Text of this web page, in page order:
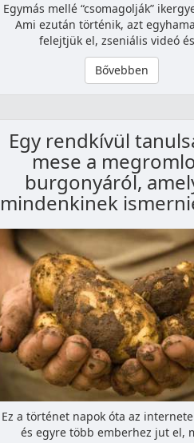
Egymás mellé “csomagolják”
Ami ezután történik, azt
felejtjük el, zseniális videó
Bővebben
Egy rendkívül
mese a
burgonyáról,
mindenkinek
Ez a történet napok óta az
és egyre több emberhez jut el,